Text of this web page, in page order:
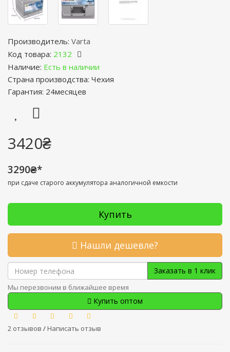
Производитель: Varta
Код товара: 2132
Наличие: Есть в наличии
Страна производства: Чехия
Гарантия: 24месяцев
3420₴
3290₴*
при сдаче старого аккумулятора аналогичной емкости
Купить
Нашли дешевле?
Заказать в 1 клик
Мы перезвоним в ближайшее время
Купить оптом
2 отзывов / Написать отзыв